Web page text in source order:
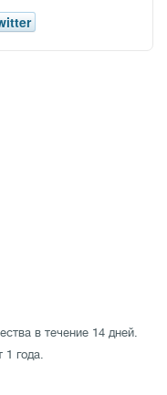
в течение 14 дней.
1 года.